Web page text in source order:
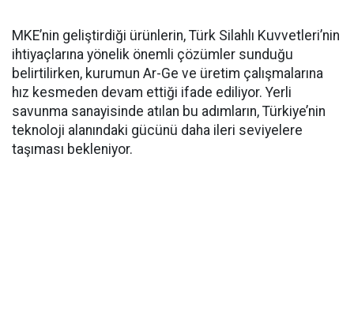
MKE’nin geliştirdiği ürünlerin, Türk Silahlı Kuvvetleri’nin
ihtiyaçlarına yönelik önemli çözümler sunduğu
belirtilirken, kurumun Ar-Ge ve üretim çalışmalarına
hız kesmeden devam ettiği ifade ediliyor. Yerli
savunma sanayisinde atılan bu adımların, Türkiye’nin
teknoloji alanındaki gücünü daha ileri seviyelere
taşıması bekleniyor.